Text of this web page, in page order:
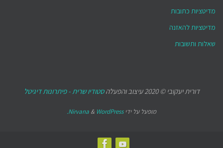
מדיטציות כתובות
מדיטציות להאזנה
שאלות ותשובות
דורית יעקובי © 2020 עיצוב והפעלה סטודיו שרית - פיתרונות דיגיטל
מופעל על ידי Nirvana & WordPress.